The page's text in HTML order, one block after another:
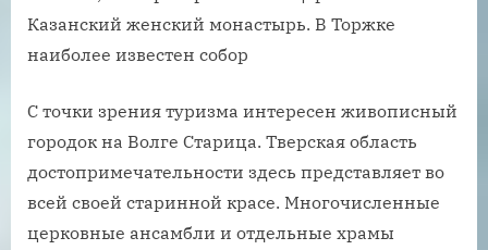
Казанский женский монастырь. В Торжке
наиболее известен собор
С точки зрения туризма интересен живописный
городок на Волге Старица. Тверская область
достопримечательности здесь представляет во
всей своей старинной красе. Многочисленные
церковные ансамбли и отдельные храмы